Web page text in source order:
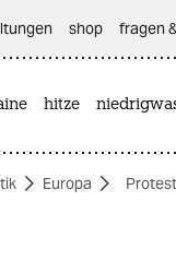
shop fragen
hitze
Europa